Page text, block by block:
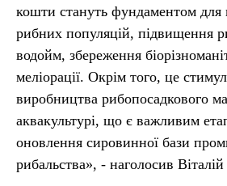
кошти стануть фундаментом для
рибних популяцій, підвищення
водойм, збереження
меліорації. Окрім того, це
виробництва рибопосадкового
аквакультурі, що є важливим
оновлення сировинної бази
рибальства», - наголосив